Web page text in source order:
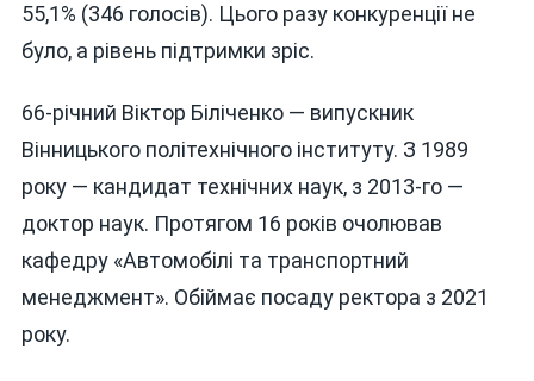
55,1% (346 голосів). Цього разу конкуренції не
було, а рівень підтримки зріс.
66-річний Віктор Біліченко — випускник
Вінницького політехнічного інституту. З 1989
року — кандидат технічних наук, з 2013-го —
доктор наук. Протягом 16 років очолював
кафедру «Автомобілі та транспортний
менеджмент». Обіймає посаду ректора з 2021
року.